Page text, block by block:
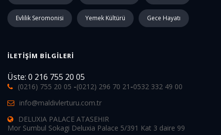
Evlilik Seromonisi Yemek Kültürü Gece Hayatı
İLETIŞIM BILGILERI
Üste: 0 216 755 20 05
(0216) 755 20 05 -(0212) 296 70 21 -0532 332 49 00
info@maldivlerturu.com.tr
DELUXIA PALACE ATASEHIR
Mor Sumbul Sokagi Deluxia Palace 5/391 Kat 3 daire 99